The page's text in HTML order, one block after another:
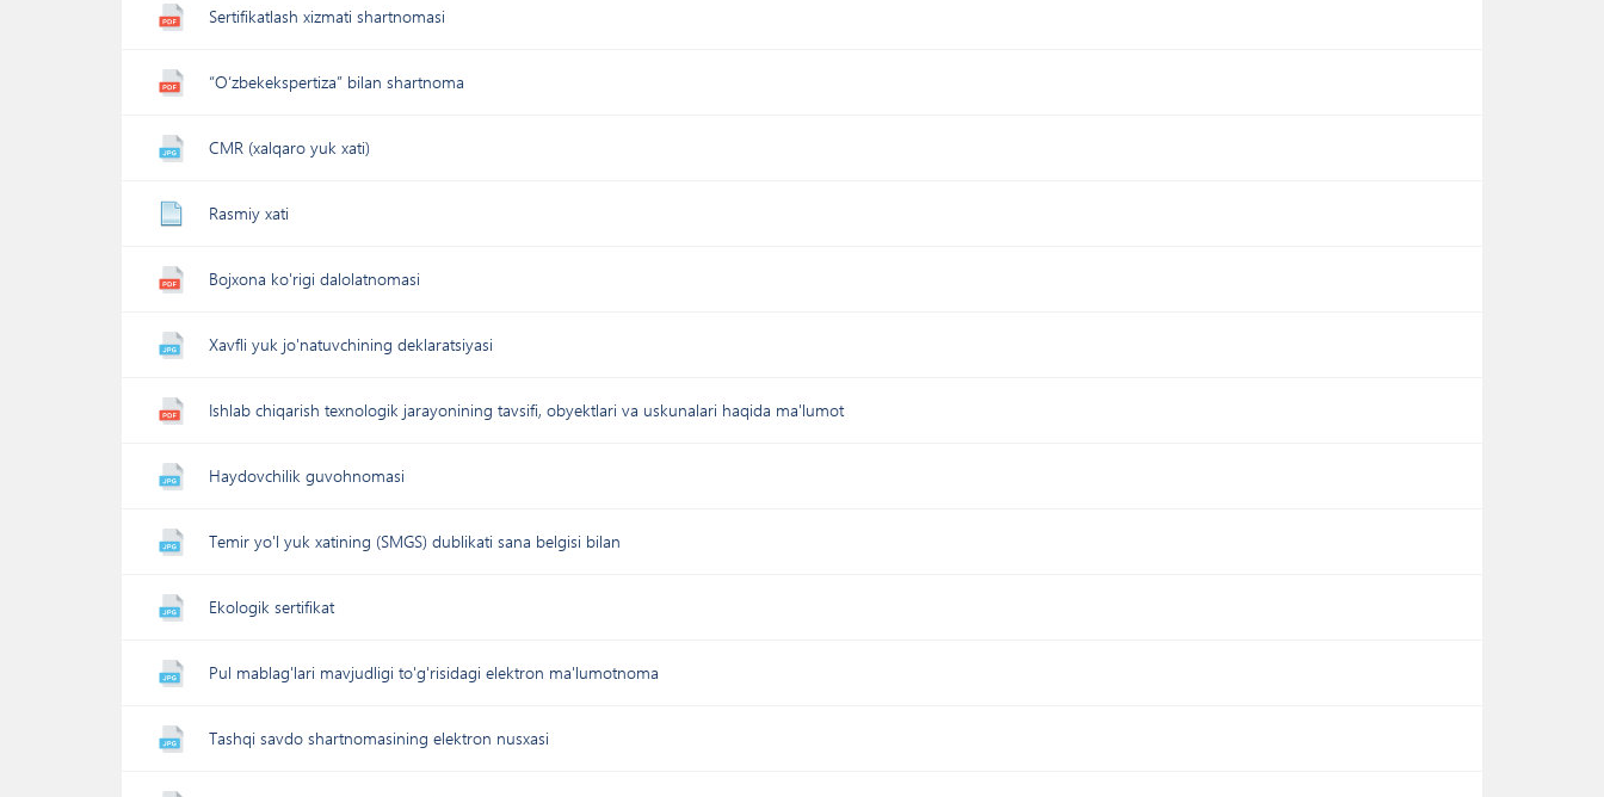
Sertifikatlash xizmati shartnomasi
“O‘zbekekspertiza” bilan shartnoma
CMR (xalqaro yuk xati)
Rasmiy xati
Bojxona ko'rigi dalolatnomasi
Xavfli yuk jo'natuvchining deklaratsiyasi
Ishlab chiqarish texnologik jarayonining tavsifi, obyektlari va uskunalari haqida ma'lumot
Haydovchilik guvohnomasi
Temir yo'l yuk xatining (SMGS) dublikati sana belgisi bilan
Ekologik sertifikat
Pul mablag'lari mavjudligi to'g'risidagi elektron ma'lumotnoma
Tashqi savdo shartnomasining elektron nusxasi